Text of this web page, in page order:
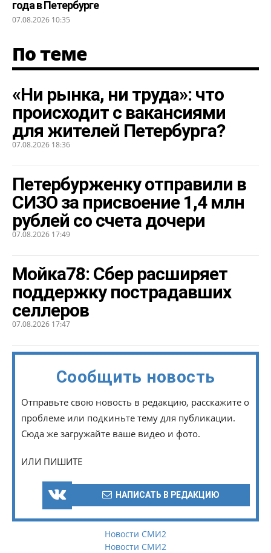
года в Петербурге
07.08.2026 10:35
По теме
«Ни рынка, ни труда»: что
происходит с вакансиями
для жителей Петербурга?
07.08.2026 18:36
Петербурженку отправили в
СИЗО за присвоение 1,4 млн
рублей со счета дочери
07.08.2026 17:49
Мойка78: Сбер расширяет
поддержку пострадавших
селлеров
07.08.2026 17:47
Сообщить новость
Отправьте свою новость в редакцию, расскажите о
проблеме или подкиньте тему для публикации.
Сюда же загружайте ваше видео и фото.
ИЛИ ПИШИТЕ
НАПИСАТЬ В РЕДАКЦИЮ
Новости СМИ2
Новости СМИ2